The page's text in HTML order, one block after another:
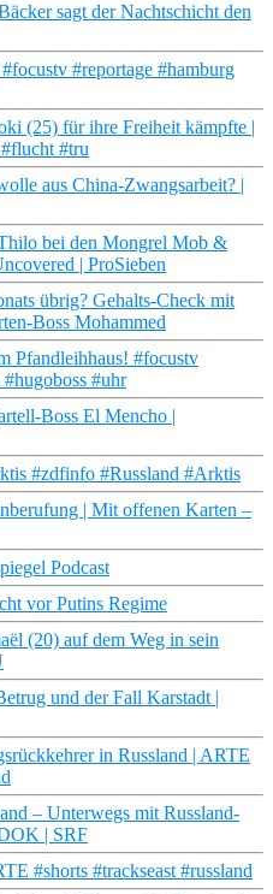
sagt der Nachtschicht den
#reportage #hamburg
(25) für ihre Freiheit kämpfte |
#tru
aus China-Zwangsarbeit? |
bei den Mongrel Mob &
| ProSieben
übrig? Gehalts-Check mit
Boss Mohammed
Pfandleihhaus! #focustv
#uhr
Boss El Mencho |
#zdfinfo #Russland #Arktis
| Mit offenen Karten –
Podcast
vor Putins Regime
(20) auf dem Weg in sein
und der Fall Karstadt |
in Russland | ARTE
– Unterwegs mit Russland-
| SRF
#shorts #trackseast #russland